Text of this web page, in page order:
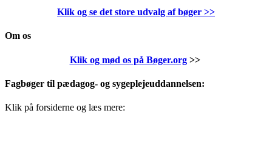
Klik og se det store udvalg af bøger >>
Om os
Klik og mød os på Bøger.org>>
Fagbøger til pædagog- og sygeplejeuddannelsen:
Klik på forsiderne og læs mere: